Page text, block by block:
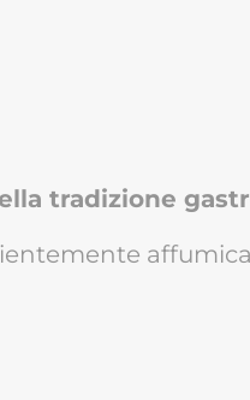
tradizione